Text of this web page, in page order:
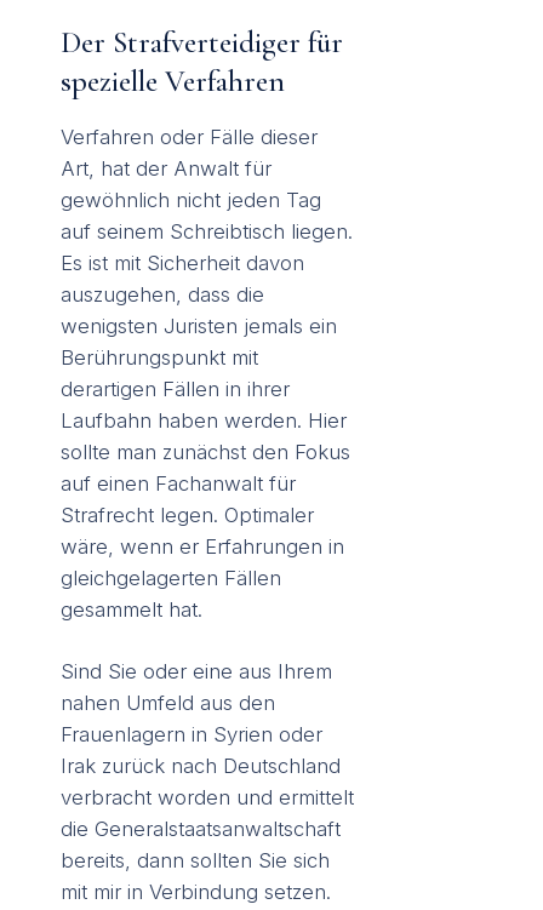
Der Strafverteidiger für
spezielle Verfahren
Verfahren oder Fälle dieser
Art, hat der Anwalt für
gewöhnlich nicht jeden Tag
auf seinem Schreibtisch liegen.
Es ist mit Sicherheit davon
auszugehen, dass die
wenigsten Juristen jemals ein
Berührungspunkt mit
derartigen Fällen in ihrer
Laufbahn haben werden. Hier
sollte man zunächst den Fokus
auf einen Fachanwalt für
Strafrecht legen. Optimaler
wäre, wenn er Erfahrungen in
gleichgelagerten Fällen
gesammelt hat.
Sind Sie oder eine aus Ihrem
nahen Umfeld aus den
Frauenlagern in Syrien oder
Irak zurück nach Deutschland
verbracht worden und ermittelt
die Generalstaatsanwaltschaft
bereits, dann sollten Sie sich
mit mir in Verbindung setzen.